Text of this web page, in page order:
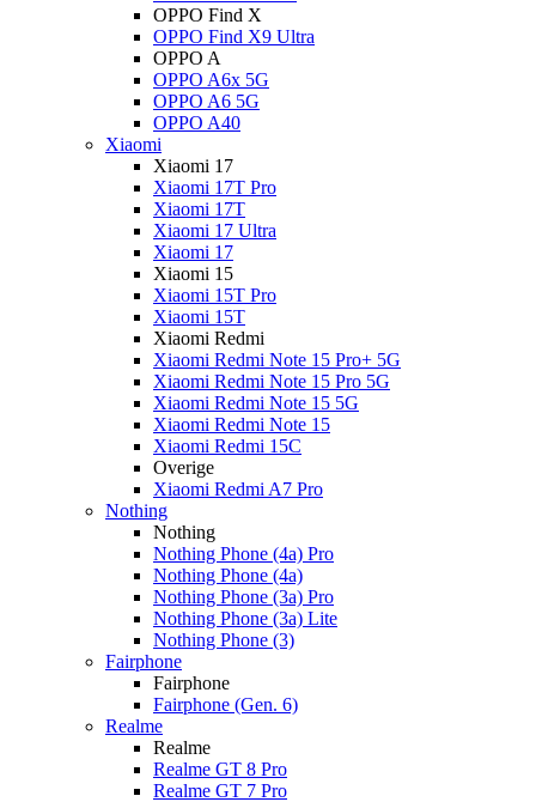
OPPO Find X
OPPO Find X9 Ultra
OPPO A
OPPO A6x 5G
OPPO A6 5G
OPPO A40
Xiaomi
Xiaomi 17
Xiaomi 17T Pro
Xiaomi 17T
Xiaomi 17 Ultra
Xiaomi 17
Xiaomi 15
Xiaomi 15T Pro
Xiaomi 15T
Xiaomi Redmi
Xiaomi Redmi Note 15 Pro+ 5G
Xiaomi Redmi Note 15 Pro 5G
Xiaomi Redmi Note 15 5G
Xiaomi Redmi Note 15
Xiaomi Redmi 15C
Overige
Xiaomi Redmi A7 Pro
Nothing
Nothing
Nothing Phone (4a) Pro
Nothing Phone (4a)
Nothing Phone (3a) Pro
Nothing Phone (3a) Lite
Nothing Phone (3)
Fairphone
Fairphone
Fairphone (Gen. 6)
Realme
Realme
Realme GT 8 Pro
Realme GT 7 Pro